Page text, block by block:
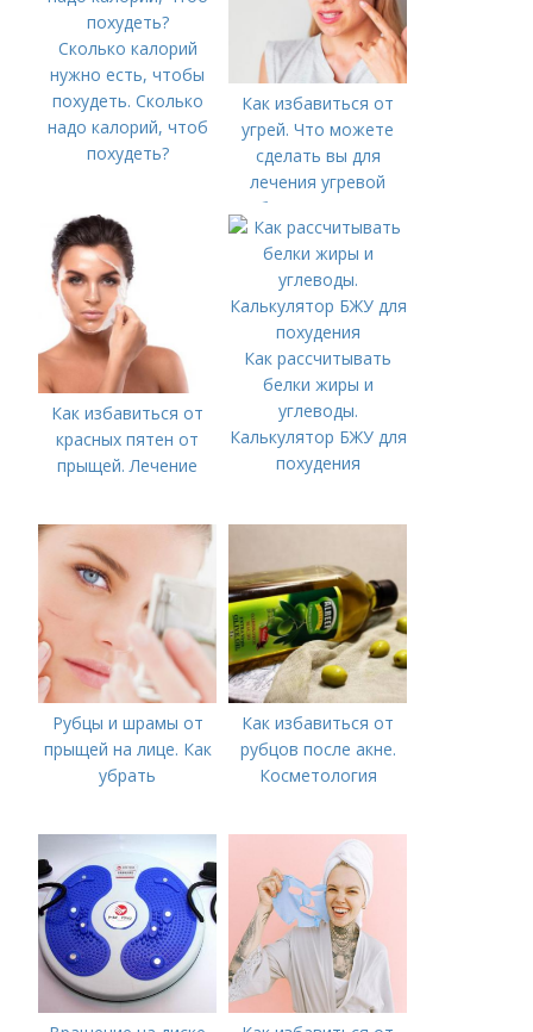
Сколько калорий
нужно есть, чтобы
похудеть. Сколько
надо калорий, чтоб
похудеть?
Как избавиться от
угрей. Что можете
сделать вы для
лечения угревой
болезни (акне)
Как избавиться от
красных пятен от
прыщей. Лечение
Как рассчитывать
белки жиры и
углеводы.
Калькулятор БЖУ для
похудения
Рубцы и шрамы от
прыщей на лице. Как
убрать
Как избавиться от
рубцов после акне.
Косметология